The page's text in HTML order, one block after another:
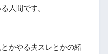
人間です。
かやる夫スレとかの紹